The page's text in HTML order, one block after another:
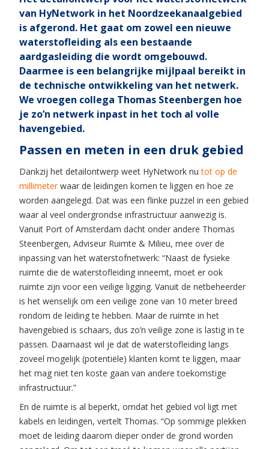
van HyNetwork in het Noordzeekanaalgebied
is afgerond. Het gaat om zowel een nieuwe
waterstofleiding als een bestaande
aardgasleiding die wordt omgebouwd.
Daarmee is een belangrijke mijlpaal bereikt in
de technische ontwikkeling van het netwerk.
We vroegen collega Thomas Steenbergen hoe
je zo’n netwerk inpast in het toch al volle
havengebied.
Passen en meten in een druk gebied
Dankzij het detailontwerp weet HyNetwork nutot op de
millimeterwaar de leidingen komen te liggen en hoe ze
worden aangelegd. Dat was een flinke puzzel in een gebied
waar al veel ondergrondse infrastructuur aanwezig is.
Vanuit Port of Amsterdam dacht onder andere Thomas
Steenbergen, Adviseur Ruimte & Milieu, mee over de
inpassing van het waterstofnetwerk: “Naast de fysieke
ruimte die de waterstofleiding inneemt, moet er ook
ruimte zijn voor een veilige ligging. Vanuit de netbeheerder
is het wenselijk om een veilige zone van 10 meter breed
rondom de leiding te hebben. Maar de ruimte in het
havengebied is schaars, dus zo’n veilige zone is lastig in te
passen. Daarnaast wil je dat de waterstofleiding langs
zoveel mogelijk (potentiële) klanten komt te liggen, maar
het mag niet ten koste gaan van andere toekomstige
infrastructuur.”
En de ruimte is al beperkt, omdat het gebied vol ligt met
kabels en leidingen, vertelt Thomas. “Op sommige plekken
moet de leiding daarom dieper onder de grond worden